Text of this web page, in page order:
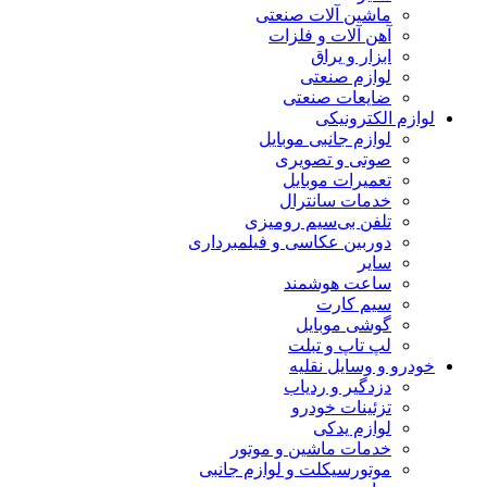
ماشین آلات صنعتی
آهن آلات و فلزات
ابزار و یراق
لوازم صنعتی
ضایعات صنعتی
الکترونیکی
لوازم جانبی موبایل
صوتی و تصویری
تعمیرات موبایل
خدمات سانترال
تلفن بی‌سیم رومیزی
دوربین عکاسی و فیلمبرداری
ساعت هوشمند
سیم کارت
گوشی موبایل
لپ تاپ و تبلت
و وسایل نقلیه
دزدگیر و ردیاب
تزئینات خودرو
لوازم یدکی
خدمات ماشین و موتور
موتورسیکلت و لوازم جانبی